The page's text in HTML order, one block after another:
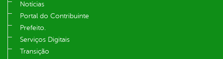
Notícias
Portal do Contribuinte
Prefeito.
Serviços Digitais
Transição